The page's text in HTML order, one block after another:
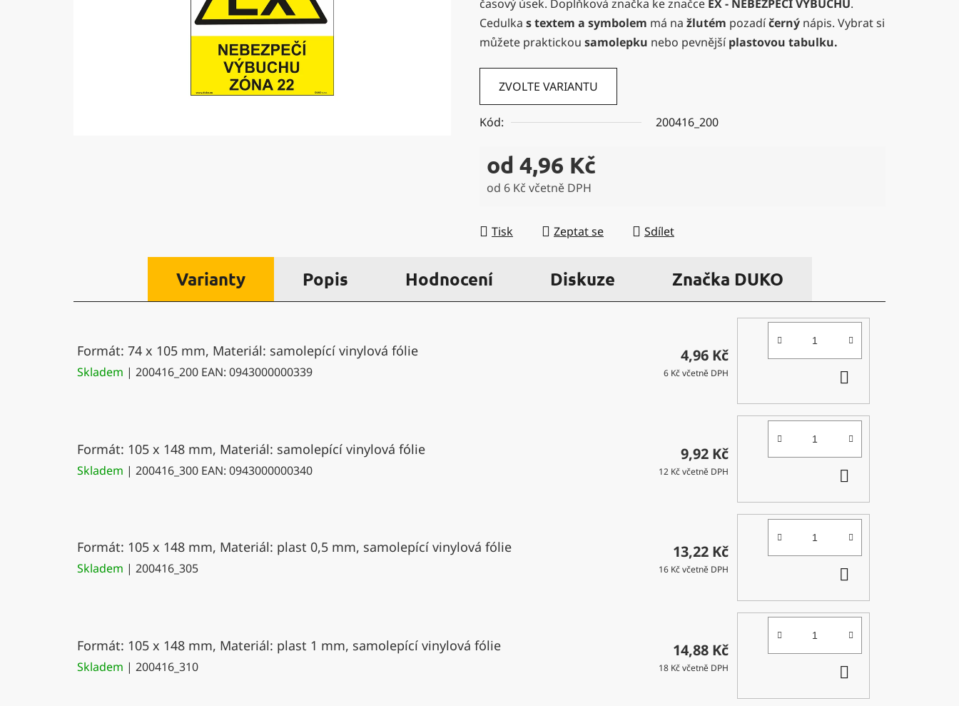
5
hvězdiček.
časový úsek. Doplňková značka ke značce EX - NEBEZPEČÍ VÝBUCHU.
Cedulka s textem a symbolem má na žlutém pozadíčerný nápis. Vybrat si
můžete praktickou samolepku nebo pevnější plastovou tabulku.
ZVOLTE VARIANTU
Kód: 200416_200
od 4,96 Kč
od 6 Kč včetně DPH
Tisk
Zeptat se Sdílet
Varianty Popis Hodnocení Diskuze Značka DUKO
Formát: 74 x 105 mm, Materiál: samolepící vinylová fólie
Skladem | 200416_200 EAN: 0943000000339
4,96 Kč
6 Kč včetně DPH
KOŠÍKU
Formát: 105 x 148 mm, Materiál: samolepící vinylová fólie
Skladem | 200416_300 EAN: 0943000000340
9,92 Kč
12 Kč včetně DPH
KOŠÍKU
Formát: 105 x 148 mm, Materiál: plast 0,5 mm, samolepící vinylová fólie
Skladem | 200416_305
13,22 Kč
16 Kč včetně DPH
Formát: 105 x 148 mm, Materiál: plast 1 mm, samolepící vinylová fólie
Skladem | 200416_310
14,88 Kč
18 Kč včetně DPH
KOŠÍKU